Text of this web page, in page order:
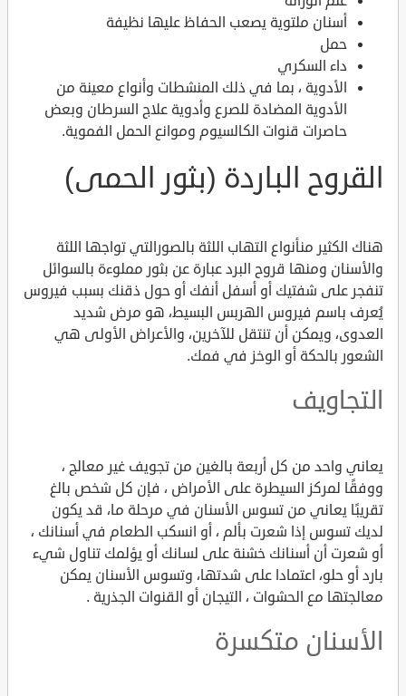
أسنان ملتوية يصعب الحفاظ عليها نظيفة
حمل
داء السكري
الأدوية ، بما في ذلك المنشطات وأنواع معينة من
الأدوية المضادة للصرع وأدوية علاج السرطان وبعض
حاصرات قنوات الكالسيوم وموانع الحمل الفموية.
القروح الباردة (بثور الحمى)
هناك الكثير منأنواع التهاب اللثة بالصورالتي تواجها اللثة
والأسنان ومنها قروح البرد عبارة عن بثور مملوءة بالسوائل
تنفجر على شفتيك أو أسفل أنفك أو حول ذقنك بسبب فيروس
يُعرف باسم فيروس الهربس البسيط، هو مرض شديد
العدوى، ويمكن أن تنتقل للآخرين، والأعراض الأولى هي
الشعور بالحكة أو الوخز في فمك.
التجاويف
يعاني واحد من كل أربعة بالغين من تجويف غير معالج ،
ووفقًا لمركز السيطرة على الأمراض ، فإن كل شخص بالغ
تقريبًا يعاني من تسوس الأسنان في مرحلة ما، قد يكون
لديك تسوس إذا شعرت بألم ، أو انسكب الطعام في أسنانك ،
أو شعرت أن أسنانك خشنة على لسانك أو يؤلمك تناول شيء
بارد أو حلو، اعتمادا على شدتها، وتسوس الأسنان يمكن
معالجتها مع الحشوات ، التيجان أو القنوات الجذرية .
الأسنان متكسرة